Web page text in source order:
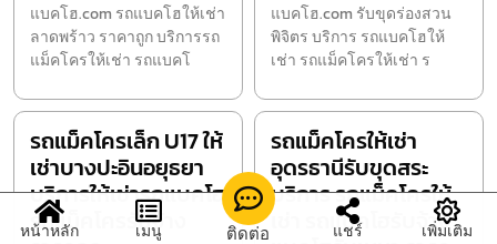
แบคโฮ.com รถแบคโฮให้เช่า
ลาดพร้าว ราคาถูก บริการรถ
แม็คโครให้เช่า รถแบคโ
แบคโฮ.com รับขุดร่องสวน
พิจิตร บริการ รถแบคโฮให้
เช่า รถแม็คโครให้เช่า ร
รถแม็คโครเล็ก U17 ให้
เช่าบางปะอินอยุธยา
บริการให้เช่ารถแบคโฮ
รถแม็คโครรับจ้าง
รถแม็คโครให้เช่า
อุดรธานีรับขุดสระ
บริการ รถแม็คโครให้
เช่า รถแบคโฮรับจ้าง
หน้าหลัก เมนู ติดต่อ แชร์ เพิ่มเติม